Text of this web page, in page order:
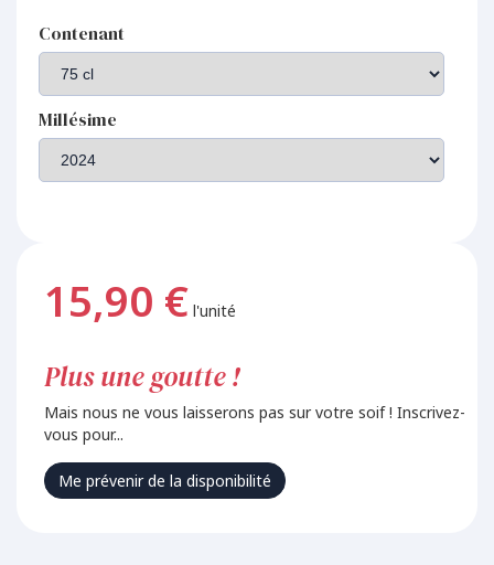
Contenant
Millésime
15,90 € l'unité
Plus une goutte !
Mais nous ne vous laisserons pas sur votre soif ! Inscrivez-
vous pour...
Me prévenir de la disponibilité